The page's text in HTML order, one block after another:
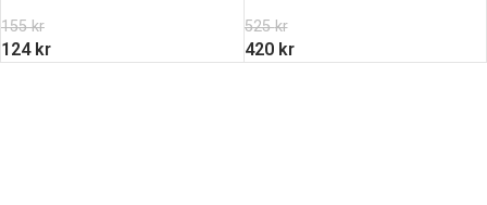
155kr
124 kr
525kr
420 kr